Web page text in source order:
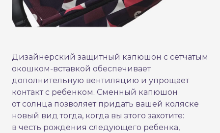
Дизайнерский защитный капюшон с сетчатым
окошком-вставкой обеспечивает
дополнительную вентиляцию и упрощает
контакт с ребенком. Сменный капюшон
от солнца позволяет придать вашей коляске
новый вид тогда, когда вы этого захотите:
в честь рождения следующего ребенка,